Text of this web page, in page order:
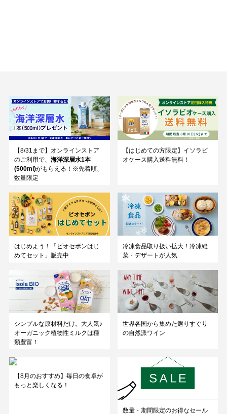
【8/31まで】オンラインストア
のご利用で、 海洋深層水1本
(500ml)がもらえる！※先着順、
数量限定
【はじめての方限定】イソラビ
オケース購入送料無料！
はじめよう！「ビオセボンはじ
めてセット」販売中
冷凍食品取り扱い拡大！冷凍総
菜・デザートが人気
シンプルな原材料だけ。大人気♪
オーガニック植物性ミルクは種
類豊富！
世界各国から集めた選りすぐり
の自然派ワイン
【8月のおすすめ】毎日の食卓が
もっと楽しくなる！
数量・期間限定のお得なセール